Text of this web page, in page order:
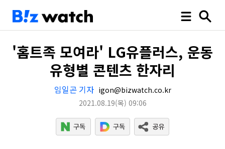
'홈트족 모여라' LG유플러스, 운동
유형별 콘텐츠 한자리
임일곤 기자 igon@bizwatch.co.kr
2021.08.19(목) 09:06